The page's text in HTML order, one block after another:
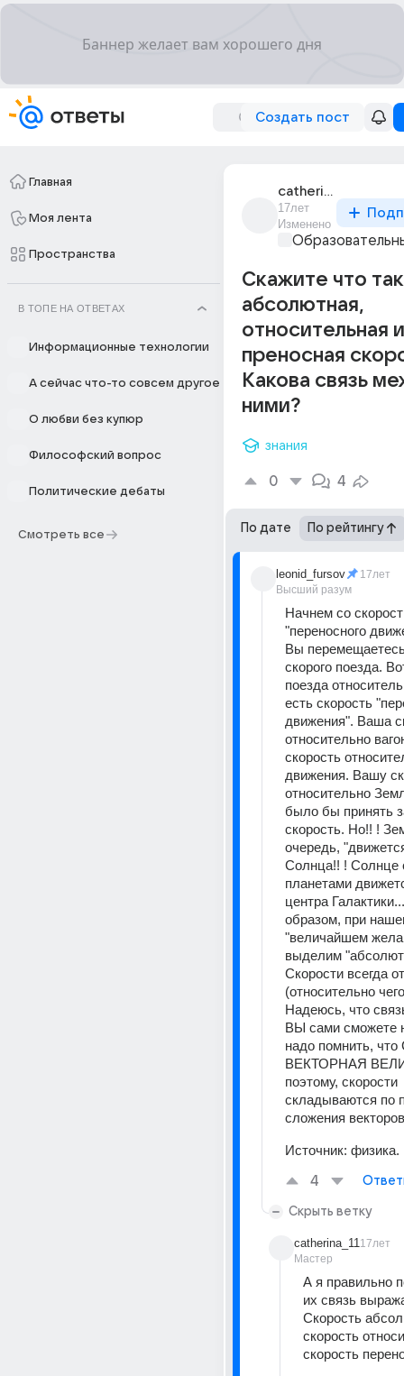
Создать пост
Главная
Моя лента
Пространства
В ТОПЕ НА ОТВЕТАХ
Информационные технологии
А сейчас что-то совсем другое
О любви без купюр
Философский вопрос
Политические дебаты
Смотреть все
catherina_11
17лет
Изменено
Скажите что
абсолютная,
относительная и
преносная
Какова связь
ними?
знания
0 4
По дате По рейтингу
leonid_fursov
Высший разум
17лет
Начнем со
"переносного
Вы
скорого поезда.
поезда
есть скорость
движения". Ваша
относительно
скорость
движения. Вашу
относительно
было бы принять
скорость. Но!! !
очередь,
Солнца!! ! Солнце
планетами
центра
образом, при
"величайшем
выделим
Скорости всегда
(относительно
Надеюсь, что
ВЫ сами сможете
надо помнить,
ВЕКТОРНАЯ
поэтому, скорости
складываются по
сложения
Источник: физика.
4
Скрыть ветку
catherina_11
Мастер
17лет
А я правильно
их связь
Скорость
скорость
скорость